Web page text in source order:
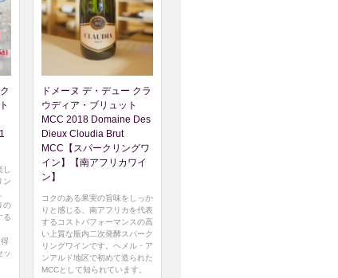
し
ン
の
る
ッ
ドメーヌ デ・デュー クラ
ウディア・ブリュット
MCC 2018 Domaine Des
Dieux Cloudia Brut
MCC【スパークリングワ
イン】【南アフリカワイ
ン】
コクのある果実の旨味をしっか
りと感じる、南アフリカを代表
するコストパフォーマンスの高
い上質な瓶内二次発酵スパーク
リングワインです。ヘメル・ア
ンアルド地区で初めて造られた
MCCとして知られています。